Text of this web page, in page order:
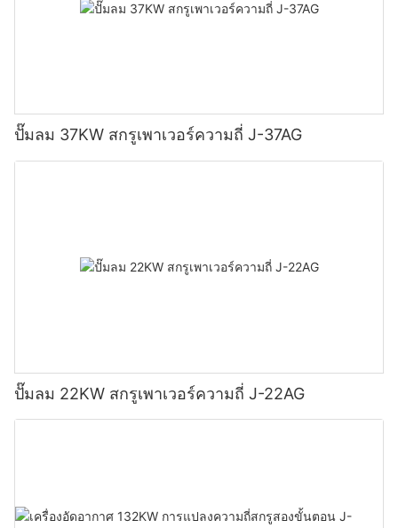
ปั๊มลม 37KW สกรูเพาเวอร์ความถี่ J-37AG
ปั๊มลม 22KW สกรูเพาเวอร์ความถี่ J-22AG